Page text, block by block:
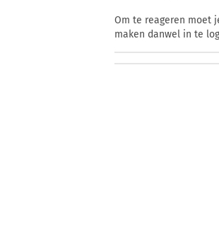
Om te reageren moet
maken danwel in te